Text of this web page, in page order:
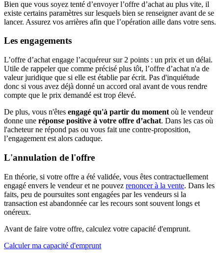
Bien que vous soyez tenté d’envoyer l’offre d’achat au plus vite, il
existe certains paramètres sur lesquels bien se renseigner avant de se
lancer. Assurez vos arrières afin que l’opération aille dans votre sens.
Les engagements
L’offre d’achat engage l’acquéreur sur 2 points : un prix et un délai.
Utile de rappeler que comme précisé plus tôt, l’offre d’achat n'a de
valeur juridique que si elle est établie par écrit. Pas d'inquiétude
donc si vous avez déjà donné un accord oral avant de vous rendre
compte que le prix demandé est trop élevé.
De plus, vous n'êtes engagé qu'à partir du moment où le vendeur
donne une réponse positive à votre offre d’achat. Dans les cas où
l'acheteur ne répond pas ou vous fait une contre-proposition,
l’engagement est alors caduque.
L'annulation de l'offre
En théorie, si votre offre a été validée, vous êtes contractuellement
engagé envers le vendeur et ne pouvez renoncer à la vente. Dans les
faits, peu de poursuites sont engagées par les vendeurs si la
transaction est abandonnée car les recours sont souvent longs et
onéreux.
Avant de faire votre offre, calculez votre capacité d'emprunt.
Calculer ma capacité d'emprunt